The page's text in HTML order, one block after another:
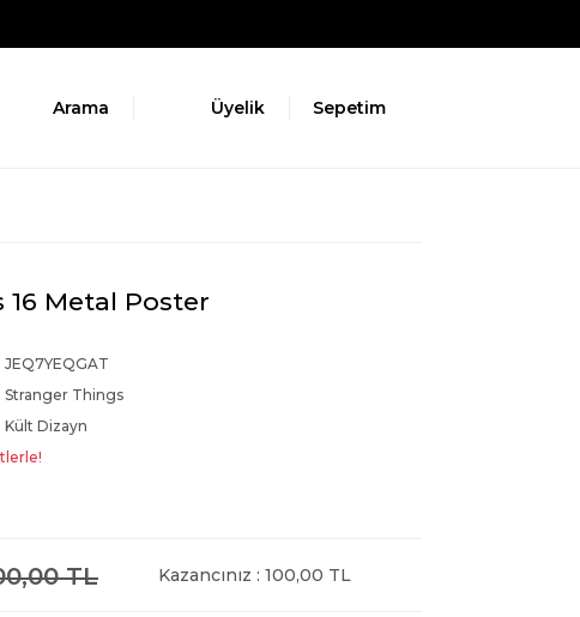
Arama Üyelik Sepetim
Metal Poster
JEQ7YEQGAT
Stranger Things
Kült Dizayn
TL Kazancınız : 100,00 TL